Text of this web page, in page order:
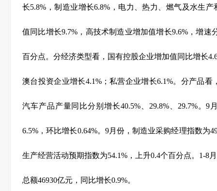
长5.8% ，制造业增长6.8% ，电力、热力、燃气及水生
值同比增长9.7% ，高技术制造业增加值增长9.6%，增速
百分点。分经济类型看，国有控股企业增加值同比增长
澳台投资企业增长4.1%；私营企业增长6.1%。分产品看
汽车产品产量同比分别增长40.5%、 29.8%、 29.7%。9
6.5% ，环比增长0.64%。 9月份，制造业采购经理指数为
生产经营活动预期指数为54.1% ，上升0.4个百分点。 1-8
总额46930亿元，同比增长0.9%。